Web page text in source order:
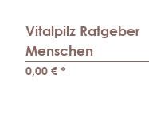
Vitalpilz Ratgeber
Menschen
0,00 € *